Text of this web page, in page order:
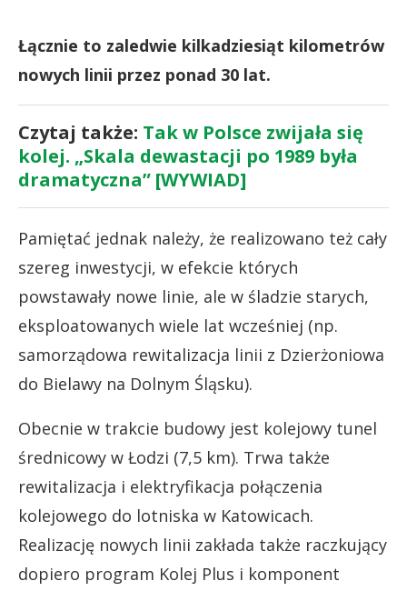
Łącznie to zaledwie kilkadziesiąt kilometrów
nowych linii przez ponad 30 lat.
Czytaj także: Tak w Polsce zwijała się
kolej. „Skala dewastacji po 1989 była
dramatyczna” [WYWIAD]
Pamiętać jednak należy, że realizowano też cały
szereg inwestycji, w efekcie których
powstawały nowe linie, ale w śladzie starych,
eksploatowanych wiele lat wcześniej (np.
samorządowa rewitalizacja linii z Dzierżoniowa
do Bielawy na Dolnym Śląsku).
Obecnie w trakcie budowy jest kolejowy tunel
średnicowy w Łodzi (7,5 km). Trwa także
rewitalizacja i elektryfikacja połączenia
kolejowego do lotniska w Katowicach.
Realizację nowych linii zakłada także raczkujący
dopiero program Kolej Plus i komponent